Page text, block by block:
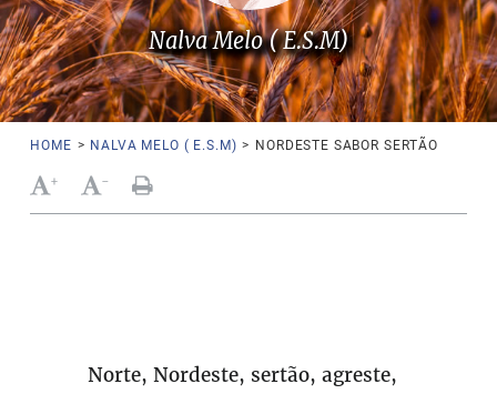
Nalva Melo ( E.S.M)
HOME > NALVA MELO ( E.S.M) > NORDESTE SABOR SERTÃO
+ -
Norte, Nordeste, sertão, agreste,